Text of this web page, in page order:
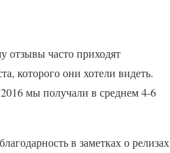
часто приходят
которого они хотели видеть.
мы получали в среднем 4-6
в заметках о релизах